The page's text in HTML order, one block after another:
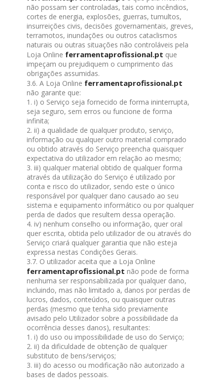
não possam ser controladas, tais como incêndios,
cortes de energia, explosões, guerras, tumultos,
insurreições civis, decisões governamentais, greves,
terramotos, inundações ou outros cataclismos
naturais ou outras situações não controláveis pela
Loja Online ferramentaprofissional.pt que
impeçam ou prejudiquem o cumprimento das
obrigações assumidas.
3.6. A Loja Online ferramentaprofissional.pt
não garante que:
1. i) o Serviço seja fornecido de forma ininterrupta,
seja seguro, sem erros ou funcione de forma
infinita;
2. ii) a qualidade de qualquer produto, serviço,
informação ou qualquer outro material comprado
ou obtido através do Serviço preencha quaisquer
expectativa do utilizador em relação ao mesmo;
3. iii) qualquer material obtido de qualquer forma
através da utilização do Serviço é utilizado por
conta e risco do utilizador, sendo este o único
responsável por qualquer dano causado ao seu
sistema e equipamento informático ou por qualquer
perda de dados que resultem dessa operação.
4. iv) nenhum conselho ou informação, quer oral
quer escrita, obtida pelo utilizador de ou através do
Serviço criará qualquer garantia que não esteja
expressa nestas Condições Gerais.
3.7. O utilizador aceita que a Loja Online
ferramentaprofissional.pt não pode de forma
nenhuma ser responsabilizada por qualquer dano,
incluindo, mas não limitado a, danos por perdas de
lucros, dados, conteúdos, ou quaisquer outras
perdas (mesmo que tenha sido previamente
avisado pelo Utilizador sobre a possibilidade da
ocorrência desses danos), resultantes:
1. i) do uso ou impossibilidade de uso do Serviço;
2. ii) da dificuldade de obtenção de qualquer
substituto de bens/serviços;
3. iii) do acesso ou modificação não autorizado a
bases de dados pessoais.